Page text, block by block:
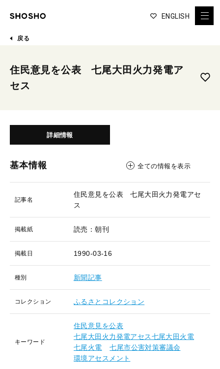
ENGLISH
戻る
住民意見を公表 七尾大田火力発電ア
セス
詳細情報
基本情報 全ての情報を表示
記事名
住民意見を公表 七尾大田火力発電アセ
ス
掲載紙 読売：朝刊
掲載日 1990-03-16
種別 新聞記事
コレクション ふるさとコレクション
キーワード
住民意見を公表
七尾大田火力発電アセス七尾大田火電
七尾火電
七尾市公害対策審議会
環境アセスメント